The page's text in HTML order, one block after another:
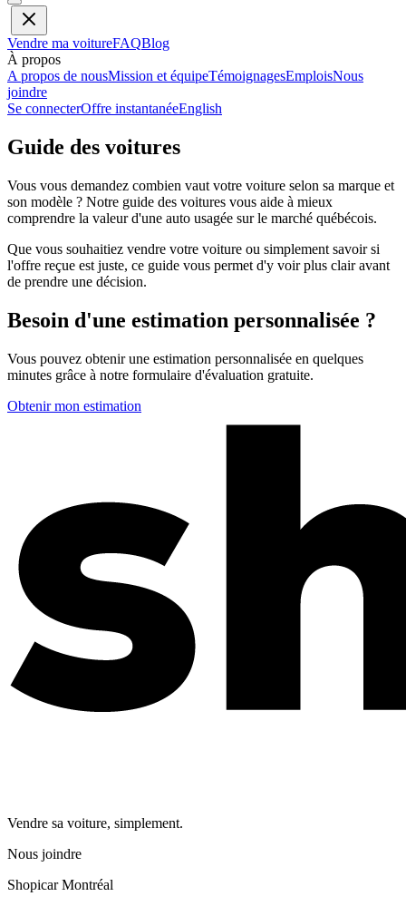
Vendre ma voitureFAQBlog
À propos
A propos de nousMission et équipeTémoignagesEmploisNous
joindre
Se connecterOffre instantanéeEnglish
Guide des voitures
Vous vous demandez combien vaut votre voiture selon sa marque et
son modèle ? Notre guide des voitures vous aide à mieux
comprendre la valeur d'une auto usagée sur le marché québécois.
Que vous souhaitiez vendre votre voiture ou simplement savoir si
l'offre reçue est juste, ce guide vous permet d'y voir plus clair avant
de prendre une décision.
Besoin d'une estimation personnalisée ?
Vous pouvez obtenir une estimation personnalisée en quelques
minutes grâce à notre formulaire d'évaluation gratuite.
Obtenir mon estimation
Vendre sa voiture, simplement.
Nous joindre
Shopicar Montréal